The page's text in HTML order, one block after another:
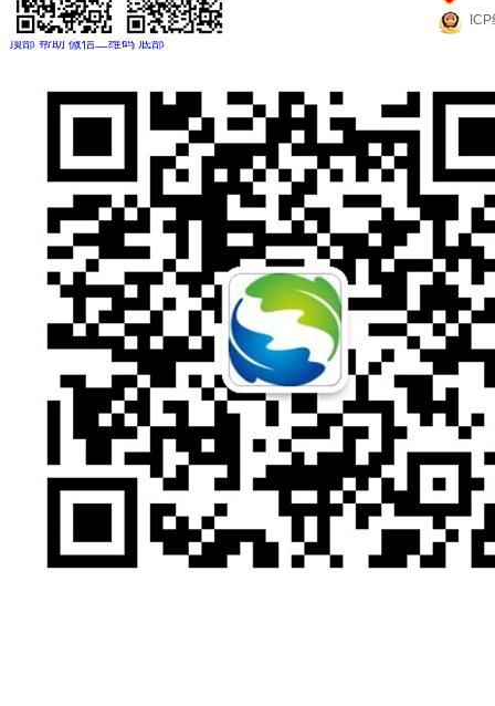
顶部 帮助 微信二维码 底部